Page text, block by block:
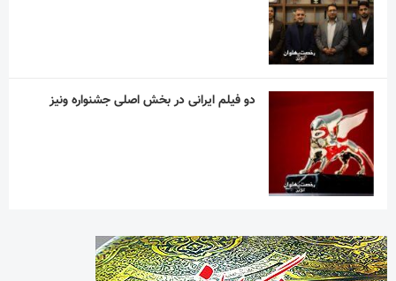
دو فیلم ایرانی در بخش اصلی جشنواره ونیز